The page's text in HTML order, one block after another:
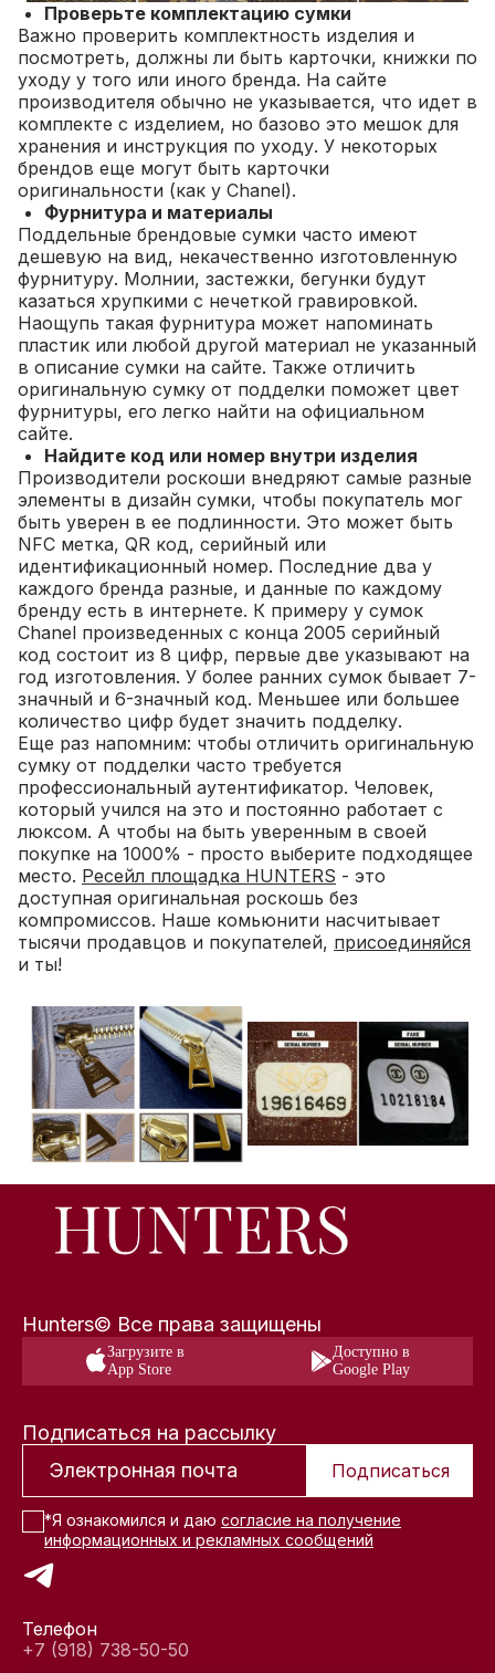
Проверьте комплектацию сумки
Важно проверить комплектность изделия и
посмотреть, должны ли быть карточки, книжки по
уходу у того или иного бренда. На сайте
производителя обычно не указывается, что идет в
комплекте с изделием, но базово это мешок для
хранения и инструкция по уходу. У некоторых
брендов еще могут быть карточки
оригинальности (как у Chanel).
Фурнитура и материалы
Поддельные брендовые сумки часто имеют
дешевую на вид, некачественно изготовленную
фурнитуру. Молнии, застежки, бегунки будут
казаться хрупкими с нечеткой гравировкой.
Наощупь такая фурнитура может напоминать
пластик или любой другой материал не указанный
в описание сумки на сайте. Также отличить
оригинальную сумку от подделки поможет цвет
фурнитуры, его легко найти на официальном
сайте.
Найдите код или номер внутри изделия
Производители роскоши внедряют самые разные
элементы в дизайн сумки, чтобы покупатель мог
быть уверен в ее подлинности. Это может быть
NFC метка, QR код, серийный или
идентификационный номер. Последние два у
каждого бренда разные, и данные по каждому
бренду есть в интернете. К примеру у сумок
Chanel произведенных с конца 2005 серийный
код состоит из 8 цифр, первые две указывают на
год изготовления. У более ранних сумок бывает 7-
значный и 6-значный код. Меньшее или большее
количество цифр будет значить подделку.
Еще раз напомним: чтобы отличить оригинальную
сумку от подделки часто требуется
профессиональный аутентификатор. Человек,
который учился на это и постоянно работает с
люксом. А чтобы на быть уверенным в своей
покупке на 1000% - просто выберите подходящее
место. Ресейл площадка HUNTERS - это
доступная оригинальная роскошь без
компромиссов. Наше комьюнити насчитывает
тысячи продавцов и покупателей, присоединяйся
и ты!
Hunters© Все права защищены
Загрузите в
App Store
Доступно в
Google Play
Подписаться на рассылку
Подписаться
*Я ознакомился и даю согласие на получение
информационных и рекламных сообщений
Телефон
+7 (918) 738-50-50